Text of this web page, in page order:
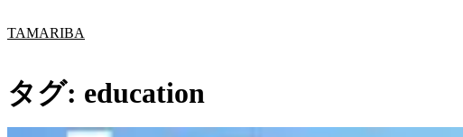
容
キ
ッ
プ
TAMARIBA
タグ: education